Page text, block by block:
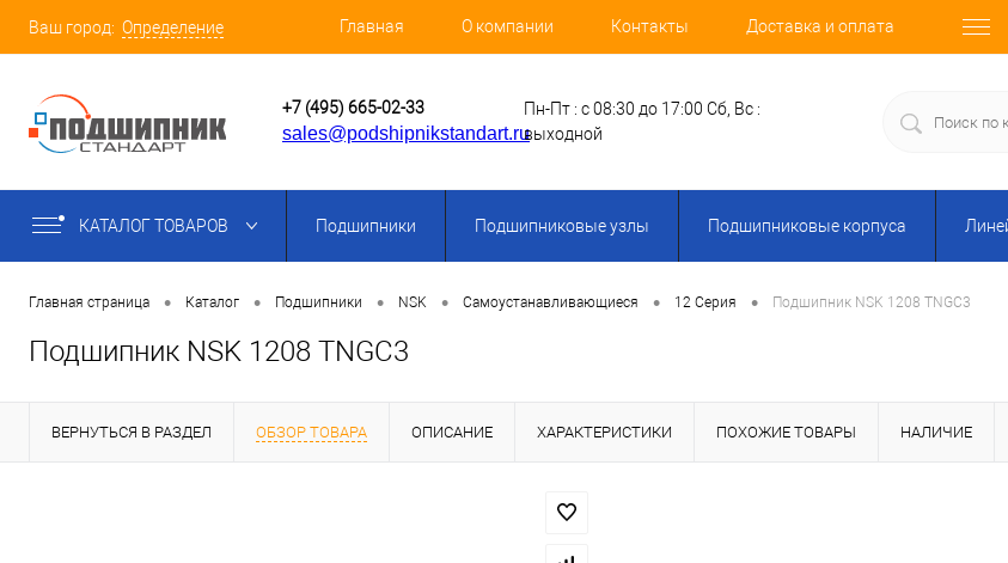
Ваш город: Определение Главная О компании Контакты Доставка и оплата
+7 (495) 665-02-33
sales@podshipnikstandart.ru
Пн-Пт : с 08:30 до 17:00 Сб, Вс :
выходной
КАТАЛОГ ТОВАРОВ Подшипники Подшипниковые узлы Подшипниковые корпуса
Главная страница • Каталог • Подшипники • NSK • Самоустанавливающиеся • 12 Серия • Подшипник NSK 1208 TNGC3
Подшипник NSK 1208 TNGC3
ВЕРНУТЬСЯ В РАЗДЕЛ ОБЗОР ТОВАРА ОПИСАНИЕ ХАРАКТЕРИСТИКИ ПОХОЖИЕ ТОВАРЫ НАЛИЧИЕ